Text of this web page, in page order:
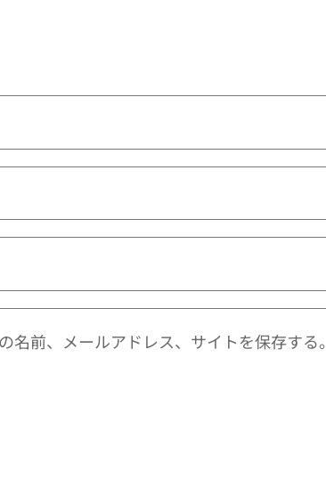
前、メールアドレス、サイトを保存する。